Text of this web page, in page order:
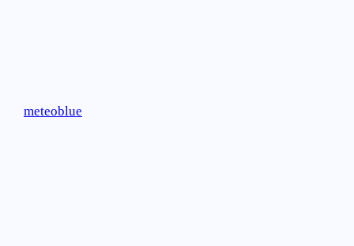
meteoblue